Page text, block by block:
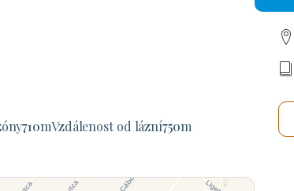
710mVzdálenost od lázní750m